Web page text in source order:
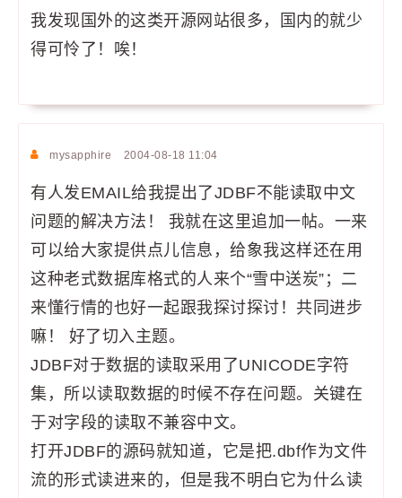
我发现国外的这类开源网站很多，国内的就少
得可怜了！唉！
mysapphire 2004-08-18 11:04
有人发EMAIL给我提出了JDBF不能读取中文
问题的解决方法！ 我就在这里追加一帖。一来
可以给大家提供点儿信息，给象我这样还在用
这种老式数据库格式的人来个“雪中送炭”；二
来懂行情的也好一起跟我探讨探讨！共同进步
嘛！ 好了切入主题。
JDBF对于数据的读取采用了UNICODE字符
集，所以读取数据的时候不存在问题。关键在
于对字段的读取不兼容中文。
打开JDBF的源码就知道，它是把.dbf作为文件
流的形式读进来的，但是我不明白它为什么读